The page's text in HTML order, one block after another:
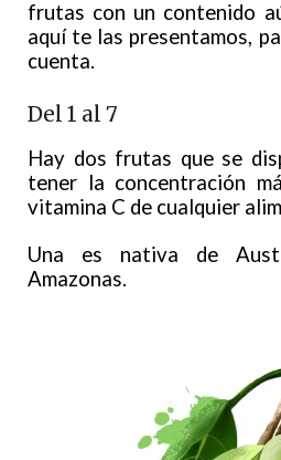
frutas con un contenido
aquí te las presentamos,
cuenta.
Del 1 al 7
Hay dos frutas que se
tener la concentración
vitamina C de cualquier
Una es nativa de
Amazonas.